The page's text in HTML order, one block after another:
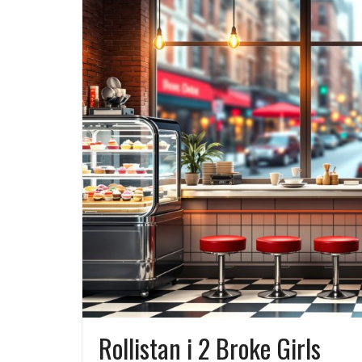
miljö
Svenska streamingtittare formar
kvällens underhållning på nya sätt
ForMotion – ortopedteknik och
bandagist i Sverige
Det fysiologiska teknikskiftet: Den
medicinska utvecklingen öppnar
dörrar
Rollistan i 2 Broke Girls